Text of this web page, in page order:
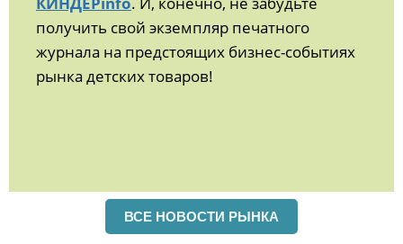
получить свой экземпляр печатного
журнала на предстоящих бизнес-событиях
рынка детских товаров!
ВСЕ НОВОСТИ РЫНКА